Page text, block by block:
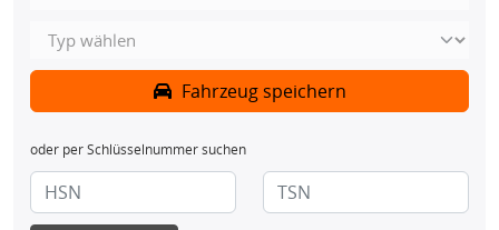
Fahrzeug speichern
oder per Schlüsselnummer suchen